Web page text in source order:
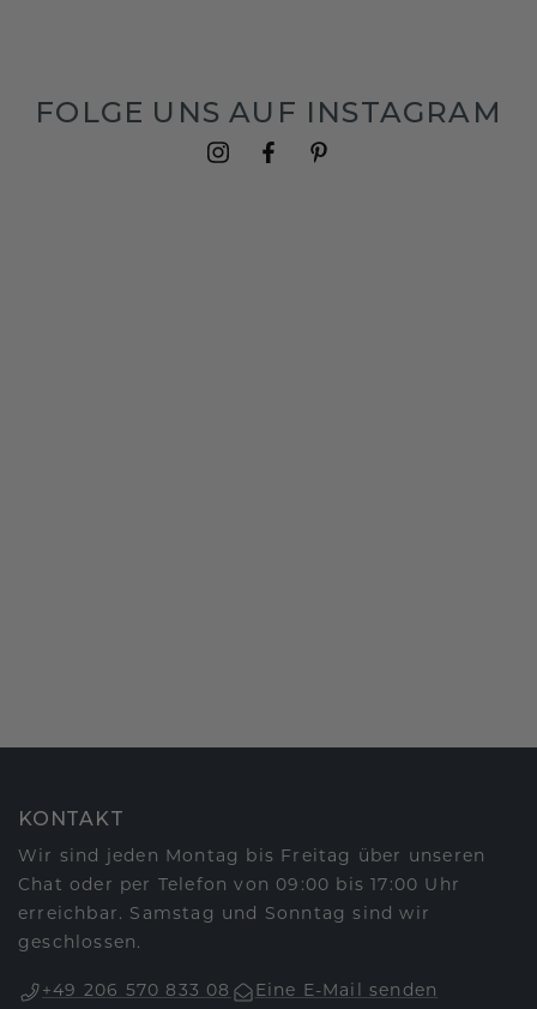
FOLGE UNS AUF INSTAGRAM
KONTAKT
Wir sind jeden Montag bis Freitag über unseren
Chat oder per Telefon von 09:00 bis 17:00 Uhr
erreichbar. Samstag und Sonntag sind wir
geschlossen.
+49 206 570 833 08
Eine E-Mail senden